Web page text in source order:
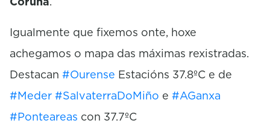
Igualmente que fixemos onte, hoxe
achegamos o mapa das máximas rexistradas.
Destacan #Ourense Estacións 37.8ºC e de
#Meder #SalvaterraDoMiño e #AGanxa
#Ponteareas con 37.7ºC